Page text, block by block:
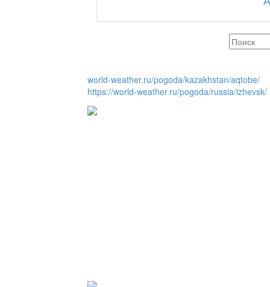
world-weather.ru/pogoda/kazakhstan/aqtobe/
https://world-weather.ru/pogoda/russia/izhevsk/